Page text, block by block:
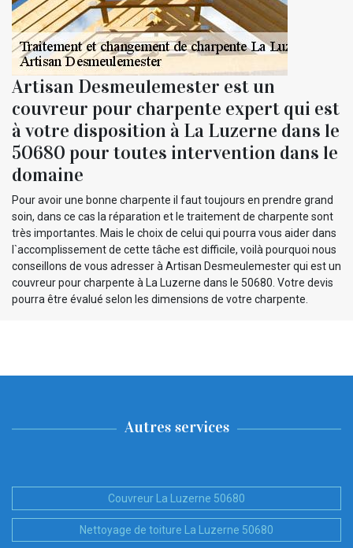
Artisan Desmeulemester est un
couvreur pour charpente expert qui est
à votre disposition à La Luzerne dans le
50680 pour toutes intervention dans le
domaine
Pour avoir une bonne charpente il faut toujours en prendre grand
soin, dans ce cas la réparation et le traitement de charpente sont
très importantes. Mais le choix de celui qui pourra vous aider dans
l`accomplissement de cette tâche est difficile, voilà pourquoi nous
conseillons de vous adresser à Artisan Desmeulemester qui est un
couvreur pour charpente à La Luzerne dans le 50680. Votre devis
pourra être évalué selon les dimensions de votre charpente.
Autres services
Couvreur La Luzerne 50680
Nettoyage de toiture La Luzerne 50680